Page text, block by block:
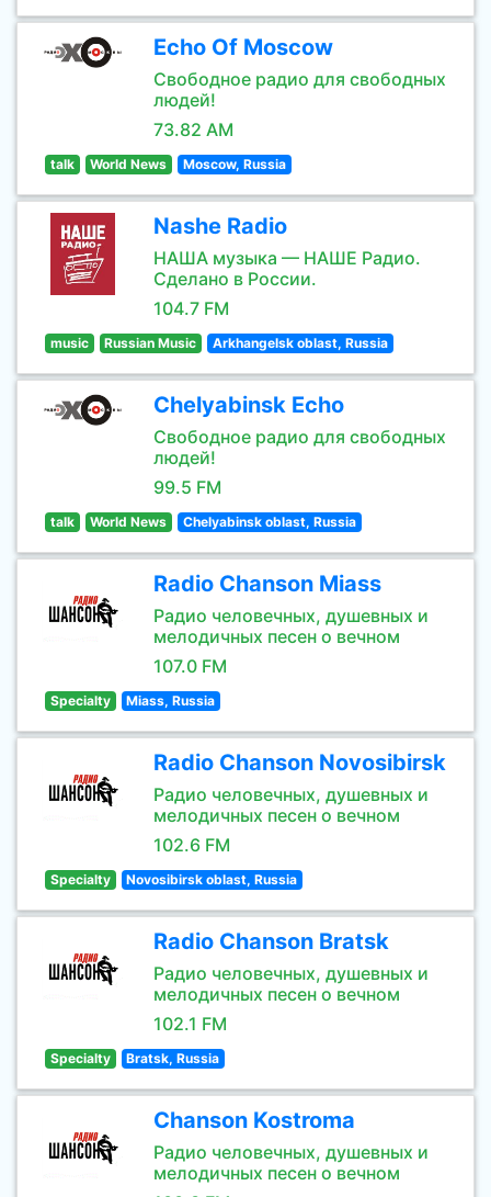
Echo Of Moscow
Свободное радио для свободных
людей!
73.82 AM
talk World News Moscow, Russia
Nashe Radio
НАША музыка — НАШЕ Радио.
Сделано в России.
104.7 FM
music Russian Music Arkhangelsk oblast, Russia
Chelyabinsk Echo
Свободное радио для свободных
людей!
99.5 FM
talk World News Chelyabinsk oblast, Russia
Radio Chanson Miass
Радио человечных, душевных и
мелодичных песен о вечном
107.0 FM
Specialty Miass, Russia
Radio Chanson Novosibirsk
Радио человечных, душевных и
мелодичных песен о вечном
102.6 FM
Specialty Novosibirsk oblast, Russia
Radio Chanson Bratsk
Радио человечных, душевных и
мелодичных песен о вечном
102.1 FM
Specialty Bratsk, Russia
Chanson Kostroma
Радио человечных, душевных и
мелодичных песен о вечном